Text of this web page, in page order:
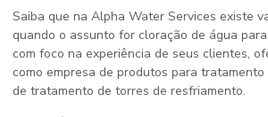
Saiba que na Alpha Water Services existe
quando o assunto for cloração de água
com foco na experiência de seus clientes,
como empresa de produtos para
de tratamento de torres de resfriamento.